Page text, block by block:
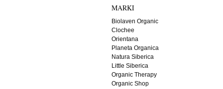
MARKI
Biolaven Organic
Clochee
Orientana
Planeta Organica
Natura Siberica
Little Siberica
Organic Therapy
Organic Shop